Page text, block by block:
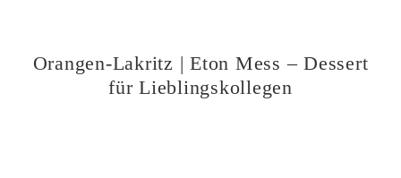
Orangen-Lakritz | Eton Mess – Dessert
für Lieblingskollegen